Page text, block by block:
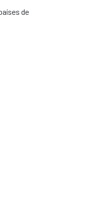
de